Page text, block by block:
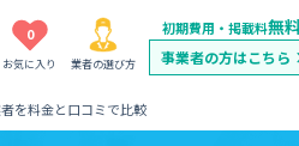
0
お気に入り 業者の選び方
初期費用・掲載料無
事業者の方はこちら
を料金と口コミで比較